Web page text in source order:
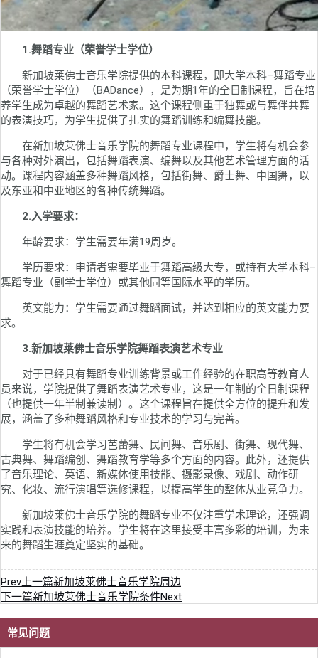
1.舞蹈专业（荣誉学士学位）
新加坡莱佛士音乐学院提供的本科课程，即大学本科–舞蹈专业
（荣誉学士学位）（BADance），是为期1年的全日制课程，旨在培
养学生成为卓越的舞蹈艺术家。这个课程侧重于独舞或与舞伴共舞
的表演技巧，为学生提供了扎实的舞蹈训练和编舞技能。
在新加坡莱佛士音乐学院的舞蹈专业课程中，学生将有机会参
与各种对外演出，包括舞蹈表演、编舞以及其他艺术管理方面的活
动。课程内容涵盖多种舞蹈风格，包括街舞、爵士舞、中国舞，以
及东亚和中亚地区的各种传统舞蹈。
2.入学要求：
年龄要求：学生需要年满19周岁。
学历要求：申请者需要毕业于舞蹈高级大专，或持有大学本科–
舞蹈专业（副学士学位）或其他同等国际水平的学历。
英文能力：学生需要通过舞蹈面试，并达到相应的英文能力要
求。
3.新加坡莱佛士音乐学院舞蹈表演艺术专业
对于已经具有舞蹈专业训练背景或工作经验的在职高等教育人
员来说，学院提供了舞蹈表演艺术专业，这是一年制的全日制课程
（也提供一年半制兼读制）。这个课程旨在提供全方位的提升和发
展，涵盖了多种舞蹈风格和专业技术的学习与完善。
学生将有机会学习芭蕾舞、民间舞、音乐剧、街舞、现代舞、
古典舞、舞蹈编创、舞蹈教育学等多个方面的内容。此外，还提供
了音乐理论、英语、新媒体使用技能、摄影录像、戏剧、动作研
究、化妆、流行演唱等选修课程，以提高学生的整体从业竞争力。
新加坡莱佛士音乐学院的舞蹈专业不仅注重学术理论，还强调
实践和表演技能的培养。学生将在这里接受丰富多彩的培训，为未
来的舞蹈生涯奠定坚实的基础。
Prev上一篇新加坡莱佛士音乐学院周边
下一篇新加坡莱佛士音乐学院条件Next
常见问题